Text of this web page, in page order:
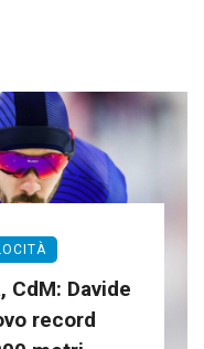
Davide
record